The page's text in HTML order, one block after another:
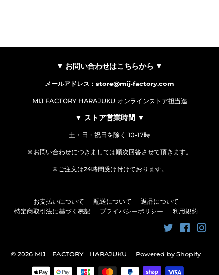
▼ お問い合わせはこちらから ▼
メールアドレス：store@mij-factory.com
MIJ FACTORY HARAJUKU オンラインストア担当迄
▼ ストア営業時間 ▼
土・日・祝日を除く 10-17時
※お問い合わせにつきましては順次回答させて頂きます。
※ご注文は24時間受け付けております。
お支払いについて 配送について
返品について
特定商取引法に基づく表記
プライバシーポリシー 利用規約
Twitter
© 2026 MIJ FACTORY HARAJUKU Powered by Shopify
お